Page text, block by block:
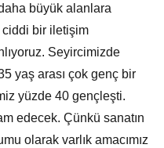
büyük alanlara
ciddi bir iletişim
Seyircimizde
yaş arası çok genç bir
yüzde 40 gençleşti.
edecek. Çünkü sanatın
olarak varlık amacımız